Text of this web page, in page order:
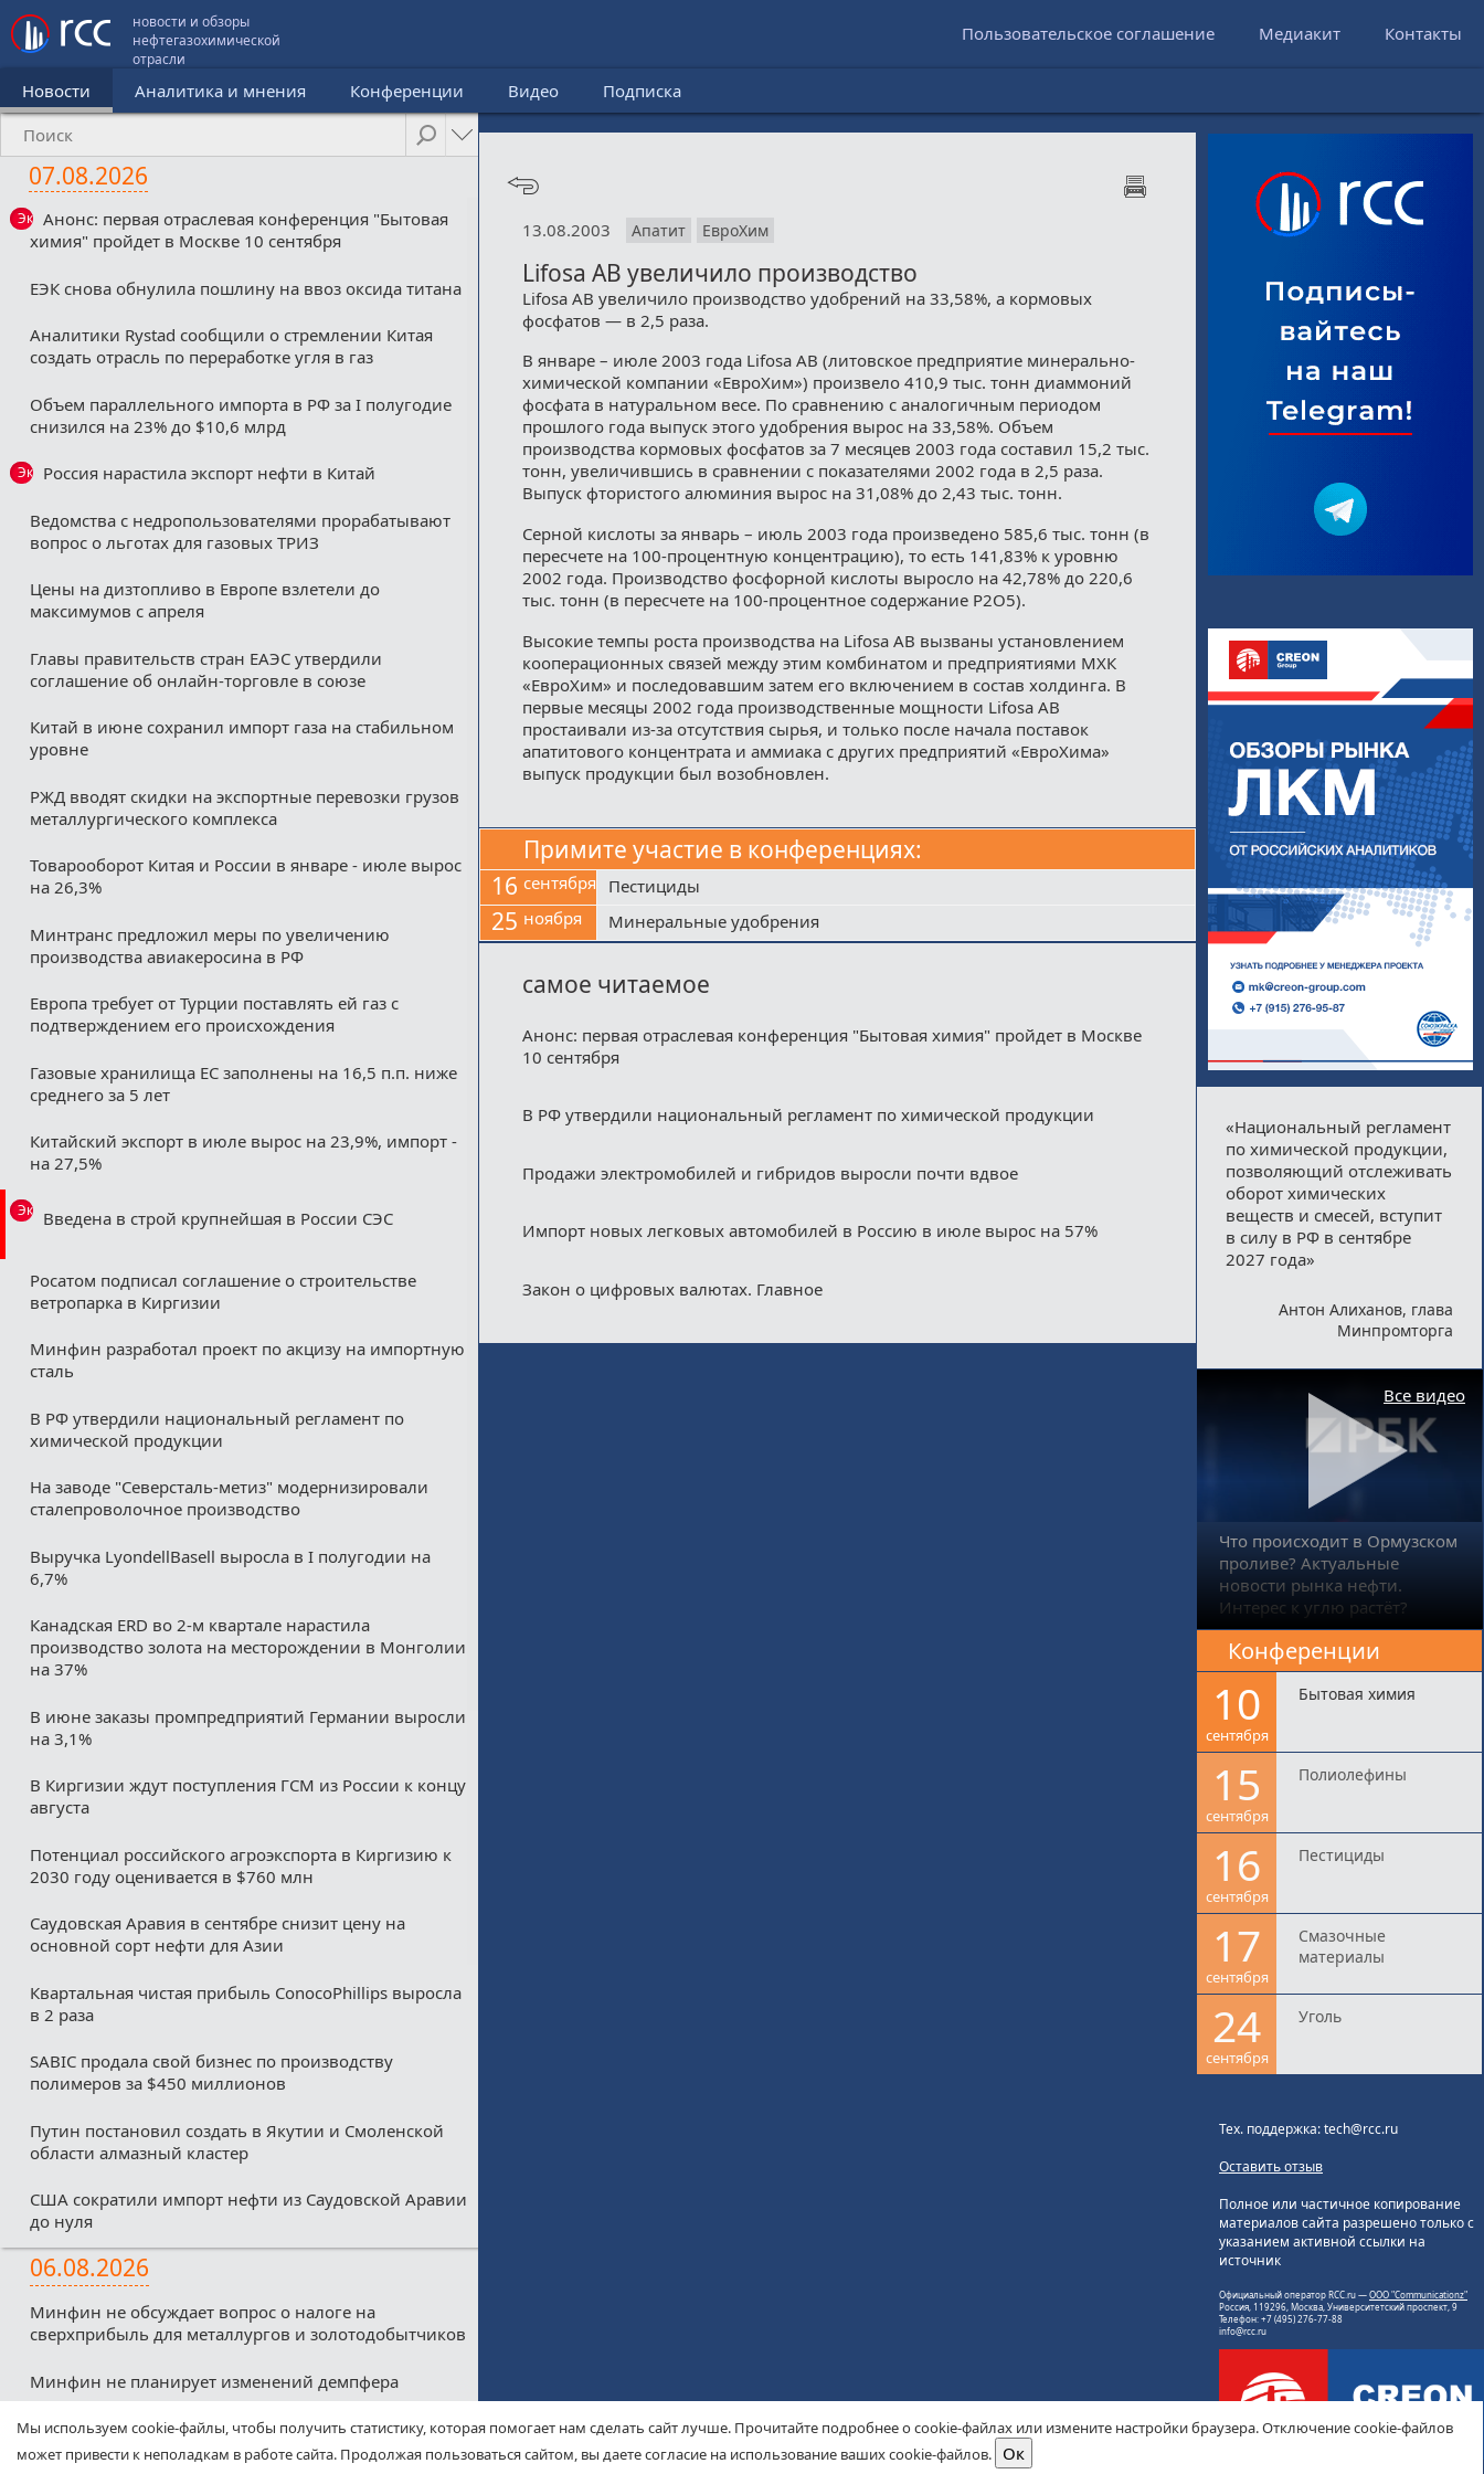
новости и обзоры
нефтегазохимической
отрасли
Пользовательское соглашение Медиакит Контакты
Новости Аналитика и мнения Конференции Видео Подписка
07.08.2026
Эксклюзив
Анонс: первая отраслевая конференция "Бытовая
химия" пройдет в Москве 10 сентября
ЕЭК снова обнулила пошлину на ввоз оксида титана
Аналитики Rystad сообщили о стремлении Китая
создать отрасль по переработке угля в газ
Объем параллельного импорта в РФ за I полугодие
снизился на 23% до $10,6 млрд
Эксклюзив
Россия нарастила экспорт нефти в Китай
Ведомства с недропользователями прорабатывают
вопрос о льготах для газовых ТРИЗ
Цены на дизтопливо в Европе взлетели до
максимумов с апреля
Главы правительств стран ЕАЭС утвердили
соглашение об онлайн-торговле в союзе
Китай в июне сохранил импорт газа на стабильном
уровне
РЖД вводят скидки на экспортные перевозки грузов
металлургического комплекса
Товарооборот Китая и России в январе - июле вырос
на 26,3%
Минтранс предложил меры по увеличению
производства авиакеросина в РФ
Европа требует от Турции поставлять ей газ с
подтверждением его происхождения
Газовые хранилища ЕС заполнены на 16,5 п.п. ниже
среднего за 5 лет
Китайский экспорт в июле вырос на 23,9%, импорт -
на 27,5%
Эксклюзив
Введена в строй крупнейшая в России СЭС
Росатом подписал соглашение о строительстве
ветропарка в Киргизии
Минфин разработал проект по акцизу на импортную
сталь
В РФ утвердили национальный регламент по
химической продукции
На заводе "Северсталь-метиз" модернизировали
сталепроволочное производство
Выручка LyondellBasell выросла в I полугодии на
6,7%
Канадская ERD во 2-м квартале нарастила
производство золота на месторождении в Монголии
на 37%
В июне заказы промпредприятий Германии выросли
на 3,1%
В Киргизии ждут поступления ГСМ из России к концу
августа
Потенциал российского агроэкспорта в Киргизию к
2030 году оценивается в $760 млн
Саудовская Аравия в сентябре снизит цену на
основной сорт нефти для Азии
Квартальная чистая прибыль ConocoPhillips выросла
в 2 раза
SABIC продала свой бизнес по производству
полимеров за $450 миллионов
Путин постановил создать в Якутии и Смоленской
области алмазный кластер
США сократили импорт нефти из Саудовской Аравии
до нуля
06.08.2026
Минфин не обсуждает вопрос о налоге на
сверхприбыль для металлургов и золотодобытчиков
Минфин не планирует изменений демпфера
Минфин против любых налоговых льгот для малых
нефтекомпаний из-за дефицитного бюджета
13.08.2003 Апатит ЕвроХим
Lifosa AB увеличило производство
Lifosa AB увеличило производство удобрений на 33,58%, а кормовых
фосфатов — в 2,5 раза.
В январе – июле 2003 года Lifosa AB (литовское предприятие минерально-
химической компании «ЕвроХим») произвело 410,9 тыс. тонн диаммоний
фосфата в натуральном весе. По сравнению с аналогичным периодом
прошлого года выпуск этого удобрения вырос на 33,58%. Объем
производства кормовых фосфатов за 7 месяцев 2003 года составил 15,2 тыс.
тонн, увеличившись в сравнении с показателями 2002 года в 2,5 раза.
Выпуск фтористого алюминия вырос на 31,08% до 2,43 тыс. тонн.
Серной кислоты за январь – июль 2003 года произведено 585,6 тыс. тонн (в
пересчете на 100-процентную концентрацию), то есть 141,83% к уровню
2002 года. Производство фосфорной кислоты выросло на 42,78% до 220,6
тыс. тонн (в пересчете на 100-процентное содержание Р2О5).
Высокие темпы роста производства на Lifosa AB вызваны установлением
кооперационных связей между этим комбинатом и предприятиями МХК
«ЕвроХим» и последовавшим затем его включением в состав холдинга. В
первые месяцы 2002 года производственные мощности Lifosa AB
простаивали из-за отсутствия сырья, и только после начала поставок
апатитового концентрата и аммиака с других предприятий «ЕвроХима»
выпуск продукции был возобновлен.
Примите участие в конференциях:
16 сентября Пестициды
25 ноября Минеральные удобрения
самое читаемое
Анонс: первая отраслевая конференция "Бытовая химия" пройдет в Москве
10 сентября
В РФ утвердили национальный регламент по химической продукции
Продажи электромобилей и гибридов выросли почти вдвое
Импорт новых легковых автомобилей в Россию в июле вырос на 57%
Закон о цифровых валютах. Главное
«Национальный регламент
по химической продукции,
позволяющий отслеживать
оборот химических
веществ и смесей, вступит
в силу в РФ в сентябре
2027 года»
Антон Алиханов, глава
Минпромторга
Что происходит в Ормузском
проливе? Актуальные
новости рынка нефти.
Интерес к углю растёт?
Все видео
Конференции
10
сентября
Бытовая химия
15
сентября
Полиолефины
16
сентября
Пестициды
17
сентября
Смазочные
материалы
24
сентября
Уголь
Тех. поддержка: tech@rcc.ru
Оставить отзыв
Полное или частичное копирование
материалов сайта разрешено только с
указанием активной ссылки на
источник
Официальный оператор RCC.ru —ООО "Communicationz"
Россия, 119296, Москва, Университетский проспект, 9
Телефон: +7 (495) 276-77-88
info@rcc.ru
Мы используем cookie-файлы, чтобы получить статистику, которая помогает нам сделать сайт лучше. Прочитайте подробнее о cookie-файлах или измените настройки браузера. Отключение cookie-файлов
может привести к неполадкам в работе сайта. Продолжая пользоваться сайтом, вы даете согласие на использование ваших cookie-файлов.